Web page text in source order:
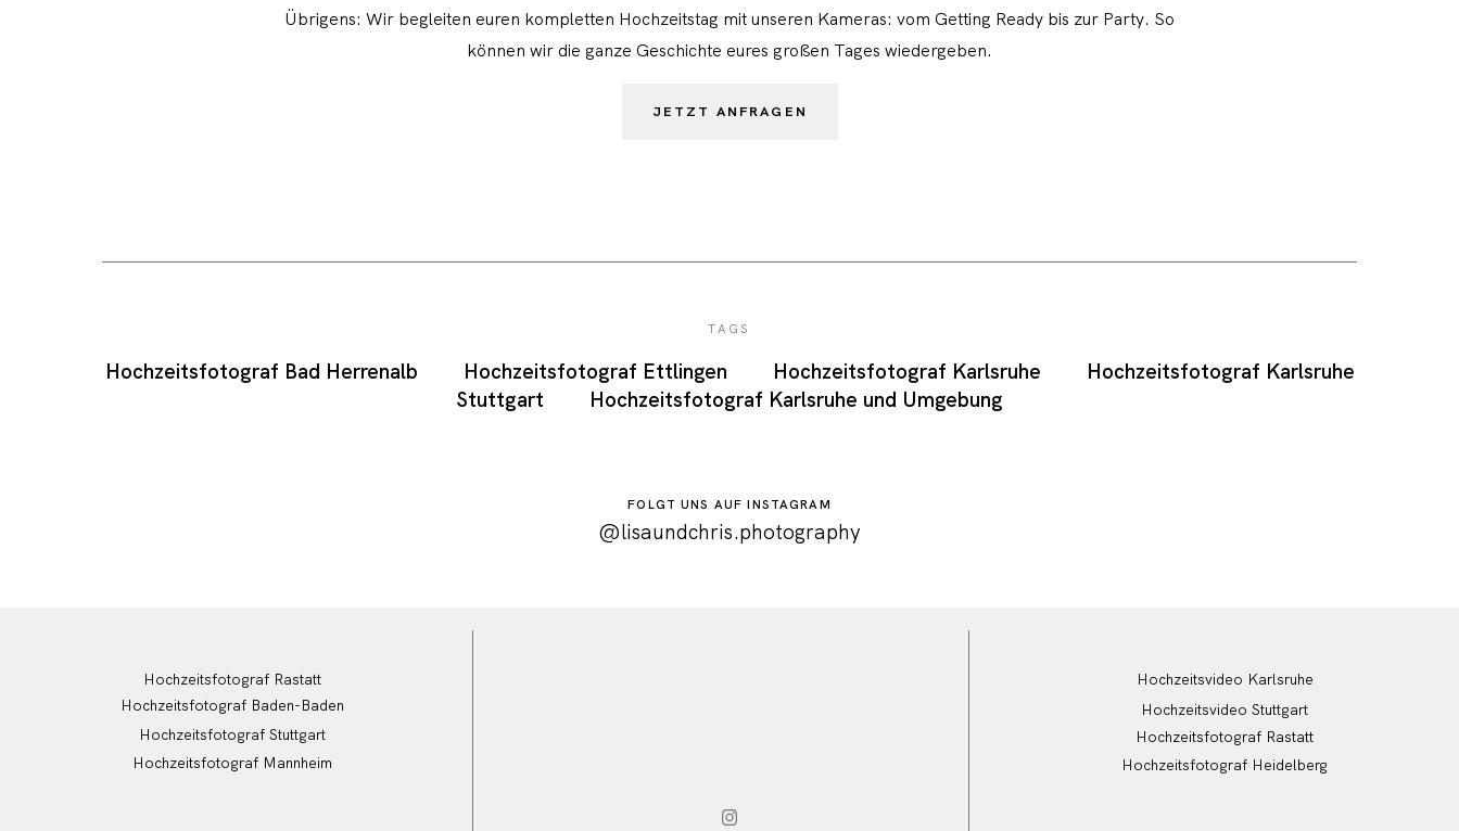
Übrigens: Wir begleiten euren kompletten Hochzeitstag mit unseren Kameras: vom Getting Ready bis zur Party. So
können wir die ganze Geschichte eures großen Tages wiedergeben.
JETZT ANFRAGEN
TAGS
Hochzeitsfotograf Bad Herrenalb Hochzeitsfotograf Ettlingen Hochzeitsfotograf Karlsruhe
Hochzeitsfotograf Karlsruhe
Stuttgart
Hochzeitsfotograf Karlsruhe und Umgebung
FOLGT UNS AUF INSTAGRAM
@lisaundchris.photography
Hochzeitsvideo Karlsruhe
Hochzeitsfotograf Rastatt
Hochzeitsfotograf Baden-Baden
Hochzeitsvideo Stuttgart
Hochzeitsfotograf Stuttgart
Hochzeitsfotograf Rastatt
Hochzeitsfotograf Mannheim
Hochzeitsfotograf Heidelberg